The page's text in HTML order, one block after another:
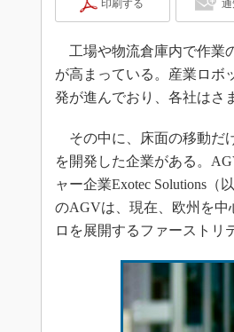
印刷する 通
工場や物流倉庫内で作業
が高まっている。産業ロボ
発が進んでおり、各社はさ
その中に、床面の移動だ
を開発した企業がある。
ャー企業Exotec Solutions（
のAGVは、現在、欧州を中
ロを展開するファーストリ